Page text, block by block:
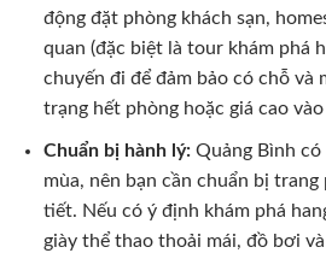
động đặt phòng khách sạn,
quan (đặc biệt là tour khám phá
chuyến đi để đảm bảo có chỗ
trạng hết phòng hoặc giá cao
Chuẩn bị hành lý:Quảng Bình có
mùa, nên bạn cần chuẩn bị
tiết. Nếu có ý định khám phá
giày thể thao thoải mái, đồ bơi